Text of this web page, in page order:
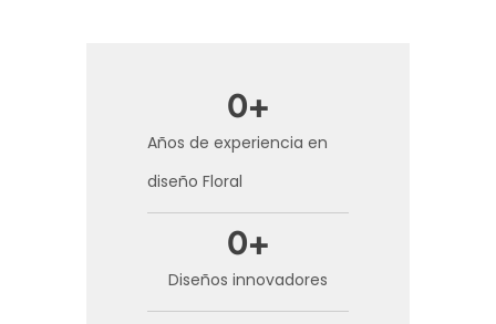
Años de experiencia en
diseño Floral
0+
Diseños innovadores
0+